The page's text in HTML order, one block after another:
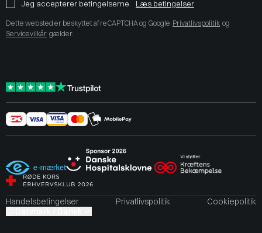
Jeg accepterer betingelserne. Læs betingelser
Dette websted er beskyttet af reCAPTCHA og Google Privatlivspolitik og
Servicevilkår gælder.
Handelsbetingelser Privatlivspolitik
Cookiepolitik